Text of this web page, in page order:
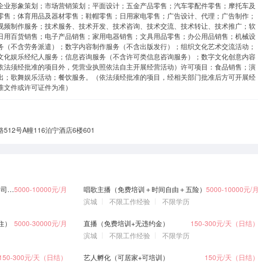
形象策划；市场营销策划；平面设计；五金产品零售；汽车零配件零售；摩托车及
；体育用品及器材零售；鞋帽零售；日用家电零售；广告设计、代理；广告制作；
制作服务；技术服务、技术开发、技术咨询、技术交流、技术转让、技术推广；软
百货销售；电子产品销售；家用电器销售；文具用品零售；办公用品销售；机械设
不含劳务派遣）；数字内容制作服务（不含出版发行）；组织文化艺术交流活动；
娱乐经纪人服务；信息咨询服务（不含许可类信息咨询服务）；数字文化创意内容
须经批准的项目外，凭营业执照依法自主开展经营活动）许可项目：食品销售；演
歌舞娱乐活动；餐饮服务。（依法须经批准的项目，经相关部门批准后方可开展经
件或许可证件为准）
512号A幢116泊宁酒店6楼601
短视频拍摄网红艺人（时间自由＋公司待遇好＋无违约金）5000-10000元/月
唱歌主播（免费培训＋时间自由＋五险）5000-10000元/月
滨城
不限工作经验 不限学历
5000-30000元/月
直播（免费培训+无违约金）
150-300元/天（日结）
滨城
不限工作经验 不限学历
300元/天（日结） 艺人孵化（可居家+可培训） 150元/天（日结）